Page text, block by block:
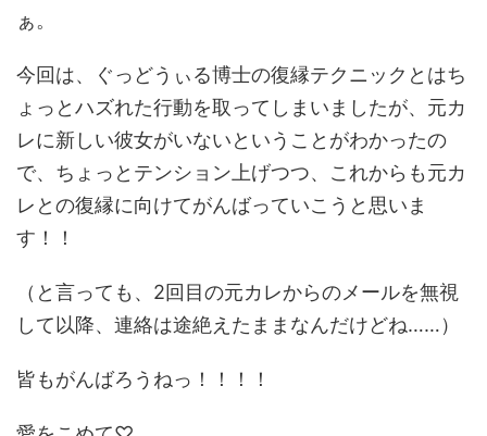
ぁ。
今回は、ぐっどうぃる博士の復縁テクニックとはち
ょっとハズれた行動を取ってしまいましたが、元カ
レに新しい彼女がいないということがわかったの
で、ちょっとテンション上げつつ、これからも元カ
レとの復縁に向けてがんばっていこうと思いま
す！！
（と言っても、2回目の元カレからのメールを無視
して以降、連絡は途絶えたままなんだけどね……）
皆もがんばろうねっ！！！！